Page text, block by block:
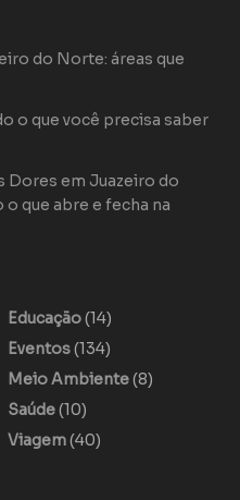
do Norte: áreas que
o que você precisa saber
Dores em Juazeiro do
que abre e fecha na
Educação(14)
Eventos(134)
Meio Ambiente(8)
Saúde(10)
Viagem(40)